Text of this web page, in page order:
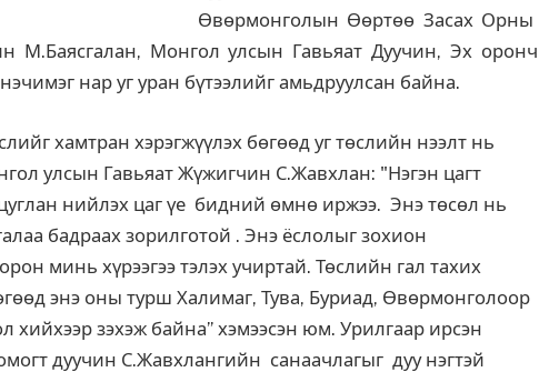
Өвөрмонголын Өөртөө Засах Орны
М.Баясгалан, Монгол улсын Гавьяат Дуучин, Эх оронч
нар уг уран бүтээлийг амьдруулсан байна.
хамтран хэрэгжүүлэх бөгөөд уг төслийн нээлт нь
улсын Гавьяат Жүжигчин С.Жавхлан: "Нэгэн цагт
нийлэх цаг үе бидний өмнө иржээ. Энэ төсөл нь
бадраах зорилготой . Энэ ёслолыг зохион
минь хүрээгээ тэлэх учиртай. Төслийн гал тахих
энэ оны турш Халимаг, Тува, Буриад, Өвөрмонголоор
хийхээр зэхэж байна” хэмээсэн юм. Урилгаар ирсэн
дуучин С.Жавхлангийн санаачлагыг дуу нэгтэй